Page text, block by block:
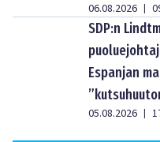
06.08.2026 |
SDP:n
Espanjan
05.08.2026 |